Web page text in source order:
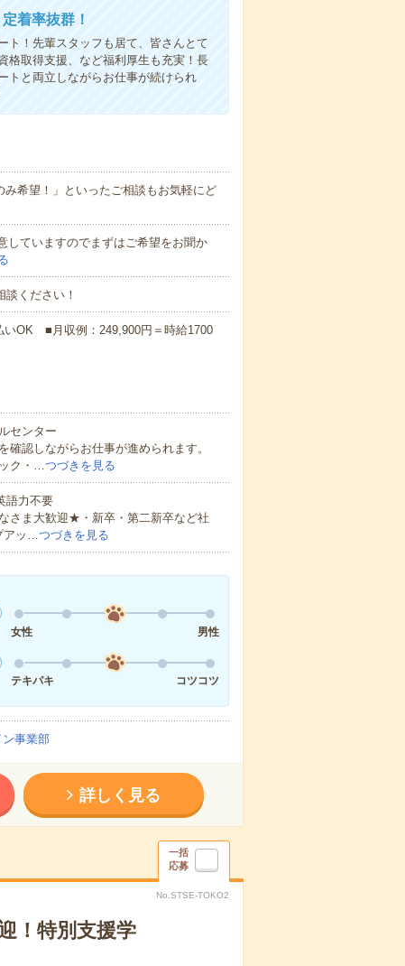
着率抜群！
！先輩スタッフも居て、皆さんとて
格取得支援、など福利厚生も充実！長
と両立しながらお仕事が続けられ
希望！」といったご相談もお気軽にど
していますのでまずはご希望をお聞か
ください！
OK ■月収例：249,900円＝時給1700
センター
認しながらお仕事が進められます。
ク・…つづきを見る
語力不要
さま大歓迎★・新卒・第二新卒など社
アッ…つづきを見る
女性
男性
テキパキ
コツコツ
事業部
詳しく見る
一括
応募
No.STSE-TOKO2
！特別支援学